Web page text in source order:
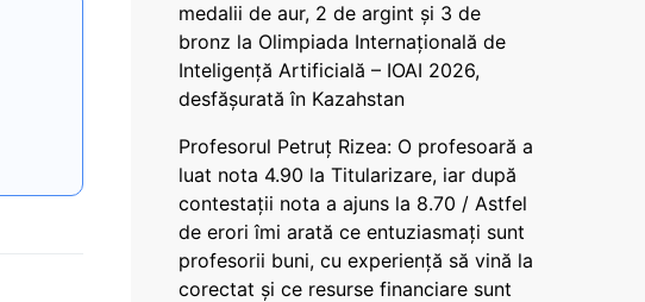
medalii de aur, 2 de argint și 3 de
bronz la Olimpiada Internațională de
Inteligență Artificială – IOAI 2026,
desfășurată în Kazahstan
Profesorul Petruț Rizea: O profesoară a
luat nota 4.90 la Titularizare, iar după
contestații nota a ajuns la 8.70 / Astfel
de erori îmi arată ce entuziasmați sunt
profesorii buni, cu experiență să vină la
corectat și ce resurse financiare sunt